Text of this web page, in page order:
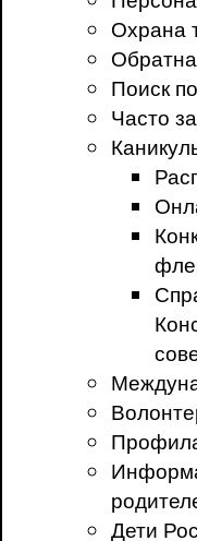
Охрана
Поиск
Часто
Дети